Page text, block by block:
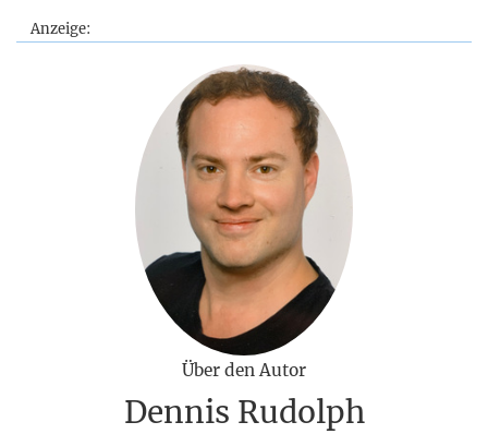
Anzeige:
Über den Autor
Dennis Rudolph